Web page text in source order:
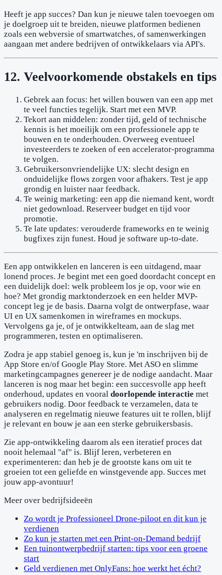
Heeft je app succes? Dan kun je nieuwe talen toevoegen om
je doelgroep uit te breiden, nieuwe platformen bedienen
zoals een webversie of smartwatches, of samenwerkingen
aangaan met andere bedrijven of ontwikkelaars via API's.
12. Veelvoorkomende obstakels en tips
Gebrek aan focus: het willen bouwen van een app met
te veel functies tegelijk. Start met een MVP.
Tekort aan middelen: zonder tijd, geld of technische
kennis is het moeilijk om een professionele app te
bouwen en te onderhouden. Overweeg eventueel
investeerders te zoeken of een accelerator-programma
te volgen.
Gebruikersonvriendelijke UX: slecht design en
onduidelijke flows zorgen voor afhakers. Test je app
grondig en luister naar feedback.
Te weinig marketing: een app die niemand kent, wordt
niet gedownload. Reserveer budget en tijd voor
promotie.
Te late updates: verouderde frameworks en te weinig
bugfixes zijn funest. Houd je software up-to-date.
Een app ontwikkelen en lanceren is een uitdagend, maar
lonend proces. Je begint met een goed doordacht concept en
een duidelijk doel: welk probleem los je op, voor wie en
hoe? Met grondig marktonderzoek en een helder MVP-
concept leg je de basis. Daarna volgt de ontwerpfase, waar
UI en UX samenkomen in wireframes en mockups.
Vervolgens ga je, of je ontwikkelteam, aan de slag met
programmeren, testen en optimaliseren.
Zodra je app stabiel genoeg is, kun je 'm inschrijven bij de
App Store en/of Google Play Store. Met ASO en slimme
marketingcampagnes genereer je de nodige aandacht. Maar
lanceren is nog maar het begin: een succesvolle app heeft
onderhoud, updates en vooral doorlopende interactie met
gebruikers nodig. Door feedback te verzamelen, data te
analyseren en regelmatig nieuwe features uit te rollen, blijf
je relevant en bouw je aan een sterke gebruikersbasis.
Zie app-ontwikkeling daarom als een iteratief proces dat
nooit helemaal "af" is. Blijf leren, verbeteren en
experimenteren: dan heb je de grootste kans om uit te
groeien tot een geliefde en winstgevende app. Succes met
jouw app-avontuur!
Meer over bedrijfsideeën
Zo wordt je Professioneel Drone-piloot en dit kun je
verdienen
Zo kun je starten met een Print-on-Demand bedrijf
Een tuinontwerpbedrijf starten: tips voor een groene
start
Geld verdienen met OnlyFans: hoe werkt het écht?